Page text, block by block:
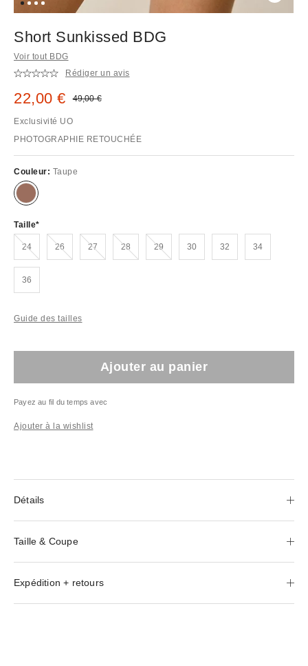
Short Sunkissed BDG
Voir tout BDG
Rédiger un avis
Prix remisé :
22,00 € Prix d'origine :
49,00 €
Exclusivité UO
PHOTOGRAPHIE RETOUCHÉE
Couleur: Taupe
Taille
24
En rupture de stock ! 26
En rupture de stock ! 27
En rupture de stock ! 28
En rupture de stock ! 29
En rupture de stock ! 30 32 34
36
Guide des tailles
Ajouter au panier
Payez au fil du temps avec
Ajouter à la wishlist
Détails
Taille & Coupe
Expédition + retours